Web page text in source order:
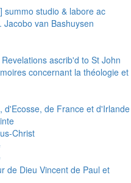
summo studio & labore ac
van Bashuysen
ascrib'd to St John
concernant la théologie et
d'Ecosse, de France et d'Irlande
Christ
de Dieu Vincent de Paul et